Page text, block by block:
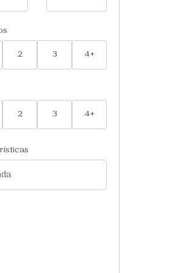
2 3 4+
2 3 4+